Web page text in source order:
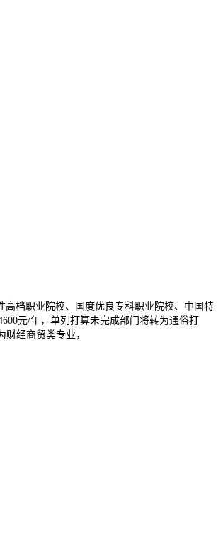
档职业院校、国度优良专科职业院校、中国特
元/年，单列打算未完成部门将转为通俗打
经商贸类专业，